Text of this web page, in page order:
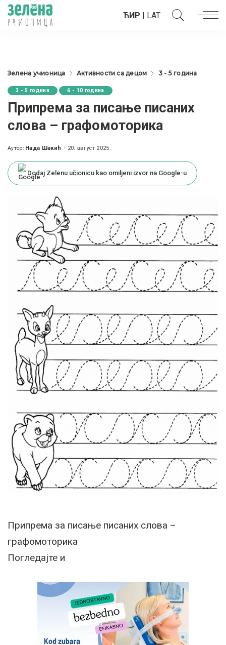
ЋИР | LAT
Зелена учионица Активности са децом 3 - 5 година
3 - 5 година 6 - 10 година
Припрема за писање писаних
слова – графомоторика
Posted
Аутор: Нада Шакић 20. август 2025.
Dodaj Zelenu učionicu kao omiljeni izvor na Google-u
Припрема за писање писаних слова –
графомоторика
Погледајте и